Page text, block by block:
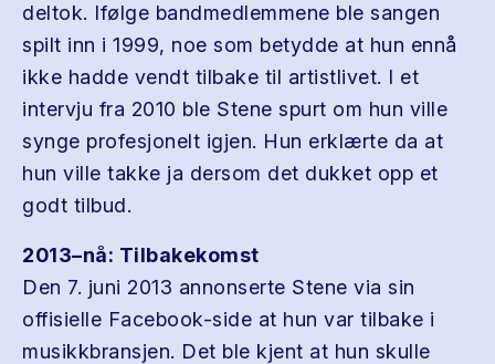
deltok. Ifølge bandmedlemmene ble sangen
spilt inn i 1999, noe som betydde at hun ennå
ikke hadde vendt tilbake til artistlivet. I et
intervju fra 2010 ble Stene spurt om hun ville
synge profesjonelt igjen. Hun erklærte da at
hun ville takke ja dersom det dukket opp et
godt tilbud.
2013–nå: Tilbakekomst
Den 7. juni 2013 annonserte Stene via sin
offisielle Facebook-side at hun var tilbake i
musikkbransjen. Det ble kjent at hun skulle